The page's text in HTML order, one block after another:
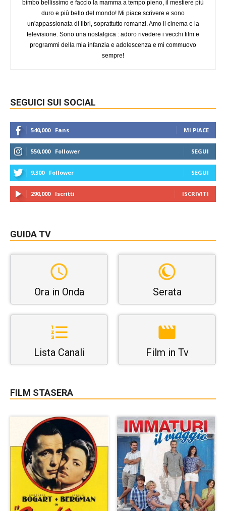
bimbo bellissimo e faccio la mamma a tempo pieno, il mestiere più
duro e più bello del mondo! Mi piace scrivere e sono
un'appassionata di libri, soprattutto romanzi. Amo il cinema e la
televisione. Sono una nostalgica : adoro rivedere i vecchi film e
programmi della mia infanzia e adolescenza e mi commuovo
sempre!
SEGUICI SUI SOCIAL
540,000 Fans MI PIACE
550,000 Follower SEGUI
9,300 Follower SEGUI
290,000 Iscritti ISCRIVITI
GUIDA TV
Ora in Onda Serata
Lista Canali Film in Tv
FILM STASERA